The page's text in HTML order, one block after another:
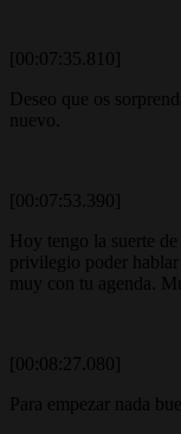
[00:07:35.810]
Deseo que os
nuevo.
[00:07:53.390]
Hoy tengo la suerte
privilegio poder
muy con tu agenda.
[00:08:27.080]
Para empezar nada